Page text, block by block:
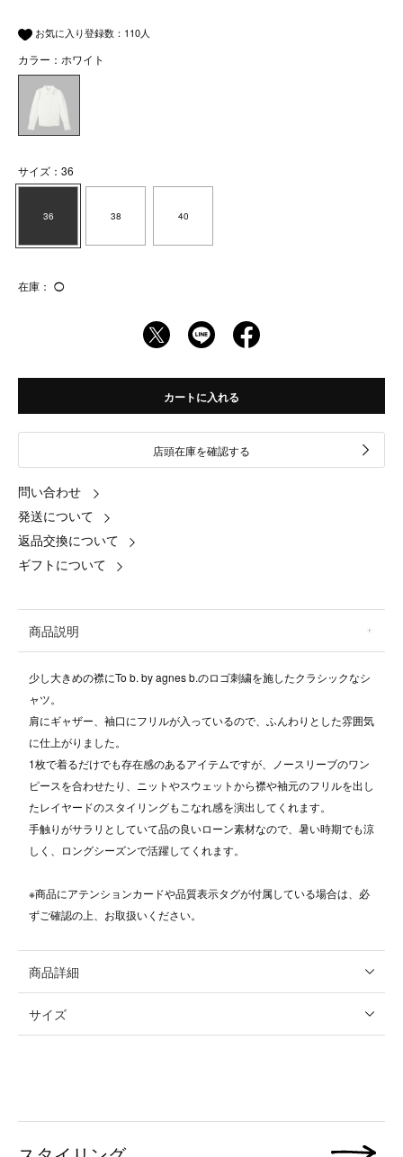
お気に入り登録数： 110人
カラー：ホワイト
サイズ：36
36 38 40
在庫： ◯
カートに入れる
店頭在庫を確認する
問い合わせ
発送について
返品交換について
ギフトについて
商品説明
少し大きめの襟にTo b. by agnes b.のロゴ刺繍を施したクラシックなシ
ャツ。
肩にギャザー、袖口にフリルが入っているので、ふんわりとした雰囲気
に仕上がりました。
1枚で着るだけでも存在感のあるアイテムですが、ノースリーブのワン
ピースを合わせたり、ニットやスウェットから襟や袖元のフリルを出し
たレイヤードのスタイリングもこなれ感を演出してくれます。
手触りがサラリとしていて品の良いローン素材なので、暑い時期でも涼
しく、ロングシーズンで活躍してくれます。
※商品にアテンションカードや品質表示タグが付属している場合は、必
ずご確認の上、お取扱いください。
商品詳細
サイズ
次の画像